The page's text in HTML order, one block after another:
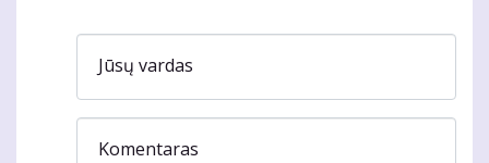
Jūsų vardas
Komentaras